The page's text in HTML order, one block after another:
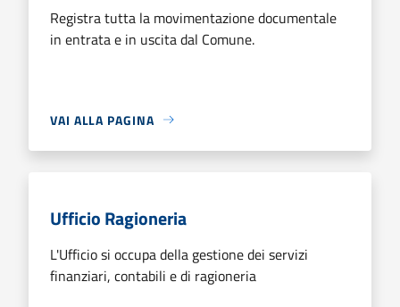
Registra tutta la movimentazione documentale
in entrata e in uscita dal Comune.
VAI ALLA PAGINA
Ufficio Ragioneria
L'Ufficio si occupa della gestione dei servizi
finanziari, contabili e di ragioneria